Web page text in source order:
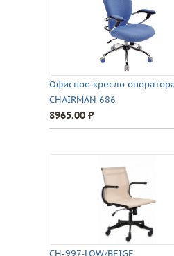
Офисное кресло
CHAIRMAN 686
8965.00 ⃏
CH-997-LOW/BEIGE